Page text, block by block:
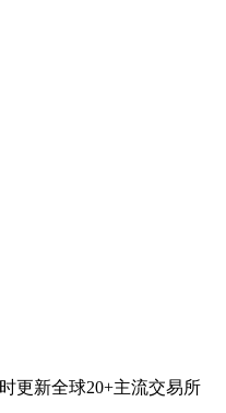
更新全球20+主流交易所